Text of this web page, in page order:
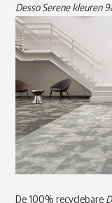
Desso Serene kleuren
De 100% recyclebare